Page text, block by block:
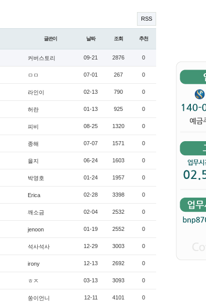
RSS
글쓴이 날짜 조회 추천
커버스토리 09-21 2876 0
ㅁㅁ 07-01 267 0
라인이 02-13 790 0
허란 01-13 925 0
피비 08-25 1320 0
종해 07-07 1571 0
을지 06-24 1603 0
박영호 01-24 1957 0
Erica 02-28 3398 0
깨소금 02-04 2532 0
jenoon 01-19 2552 0
석사석사 12-29 3003 0
irony 12-13 2692 0
ㅎㅈ 03-13 3093 0
쑹이언니 12-11 4101 0